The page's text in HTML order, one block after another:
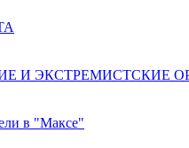
И ЭКСТРЕМИСТСКИЕ
в "Максе"